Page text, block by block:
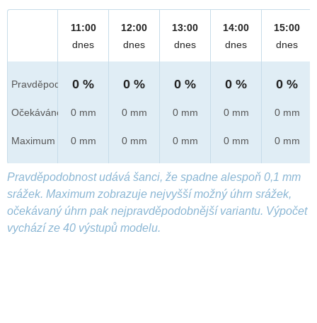
Pravděpod.
Očekáváno
Maximum
11:00
dnes
0 %
0 mm
0 mm
12:00
dnes
0 %
0 mm
0 mm
13:00
dnes
0 %
0 mm
0 mm
14:00
dnes
0 %
0 mm
0 mm
15:00
dnes
0 %
0 mm
0 mm
Pravděpodobnost udává šanci, že spadne alespoň 0,1 mm
srážek. Maximum zobrazuje nejvyšší možný úhrn srážek,
očekávaný úhrn pak nejpravděpodobnější variantu. Výpočet
vychází ze 40 výstupů modelu.